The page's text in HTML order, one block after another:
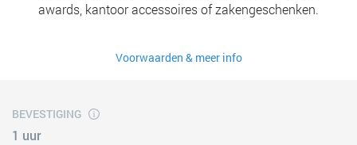
awards, kantoor accessoires of zakengeschenken.
Voorwaarden & meer info
BEVESTIGING
1 uur